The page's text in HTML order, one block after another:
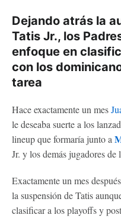
Dejando atrás la
Tatis Jr., los
enfoque en
con los
tarea
Hace exactamente un mes
le deseaba suerte a los
lineup que formaría junto a
Jr. y los demás jugadores de
Exactamente un mes
la suspensión de Tatis
clasificar a los playoffs y